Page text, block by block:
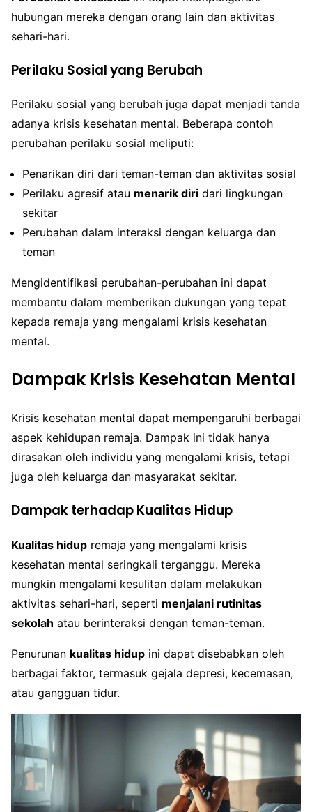
hubungan mereka dengan orang lain dan aktivitas
sehari-hari.
Perilaku Sosial yang Berubah
Perilaku sosial yang berubah juga dapat menjadi tanda
adanya krisis kesehatan mental. Beberapa contoh
perubahan perilaku sosial meliputi:
Penarikan diri dari teman-teman dan aktivitas sosial
Perilaku agresif atau menarik diri dari lingkungan
sekitar
Perubahan dalam interaksi dengan keluarga dan
teman
Mengidentifikasi perubahan-perubahan ini dapat
membantu dalam memberikan dukungan yang tepat
kepada remaja yang mengalami krisis kesehatan
mental.
Dampak Krisis Kesehatan Mental
Krisis kesehatan mental dapat mempengaruhi berbagai
aspek kehidupan remaja. Dampak ini tidak hanya
dirasakan oleh individu yang mengalami krisis, tetapi
juga oleh keluarga dan masyarakat sekitar.
Dampak terhadap Kualitas Hidup
Kualitas hidup remaja yang mengalami krisis
kesehatan mental seringkali terganggu. Mereka
mungkin mengalami kesulitan dalam melakukan
aktivitas sehari-hari, seperti menjalani rutinitas
sekolah atau berinteraksi dengan teman-teman.
Penurunan kualitas hidup ini dapat disebabkan oleh
berbagai faktor, termasuk gejala depresi, kecemasan,
atau gangguan tidur.